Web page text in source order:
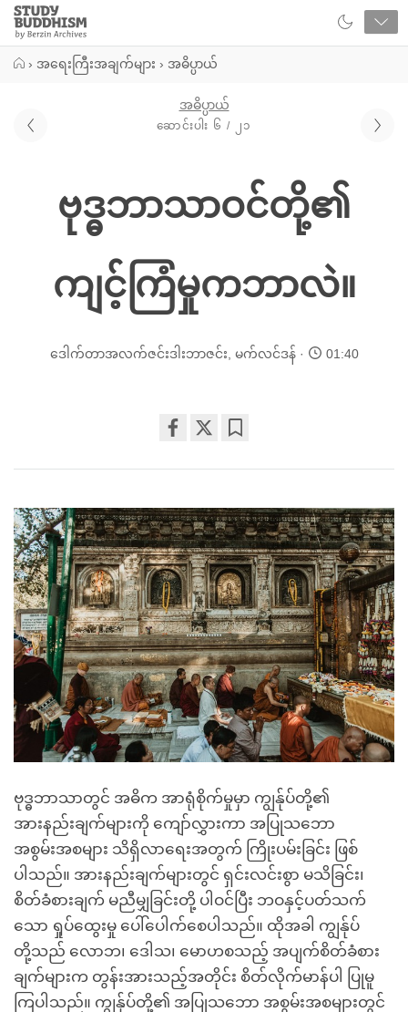
Close
Study
Buddhism
› အရေးကြီးအချက်များ › အဓိပ္ပာယ်
အဓိပ္ပာယ်
ဆောင်းပါး ၆ / ၂၁
ဗုဒ္ဓဘာသာဝင်တို့၏
ကျင့်ကြံမှုကဘာလဲ။
ဒေါက်တာအလက်ဇင်းဒါးဘာဇင်း မက်လင်ဒန် 01:40
on
ဗုဒ္ဓဘာသာတွင် အဓိက အာရုံစိုက်မှုမှာ ကျွန်ုပ်တို့၏
အားနည်းချက်များကို ကျော်လွှားကာ အပြုသဘော
အစွမ်းအစများ သိရှိလာရေးအတွက် ကြိုးပမ်းခြင်း ဖြစ်
ပါသည်။ အားနည်းချက်များတွင် ရှင်းလင်းစွာ မသိခြင်း၊
စိတ်ခံစားချက် မညီမျှခြင်းတို့ ပါဝင်ပြီး ဘဝနှင့်ပတ်သက်
သော ရှုပ်ထွေးမှု ပေါ်ပေါက်စေပါသည်။ ထိုအခါ ကျွန်ုပ်
တို့သည် လောဘ၊ ဒေါသ၊ မောဟစသည့် အပျက်စိတ်ခံစား
ချက်များက တွန်းအားသည့်အတိုင်း စိတ်လိုက်မာန်ပါ ပြုမူ
ကြပါသည်။ ကျွန်ုပ်တို့၏ အပြုသဘော အစွမ်းအစများတွင်